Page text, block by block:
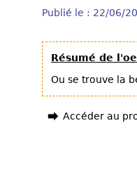
Publié le : 22/06/
Résumé de
Ou se trouve la
Accéder au